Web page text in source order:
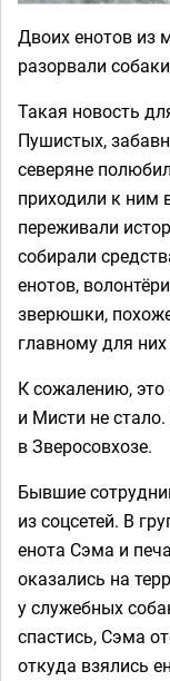
Двоих енотов из
разорвали
Такая новость
Пушистых,
северяне
приходили к ним
переживали
собирали
енотов,
зверюшки,
главному для
К сожалению, это
и Мисти не
в Зверосовхозе.
Бывшие
из соцсетей. В
енота Сэма и
оказались на
у служебных
спастись, Сэма
откуда взялись